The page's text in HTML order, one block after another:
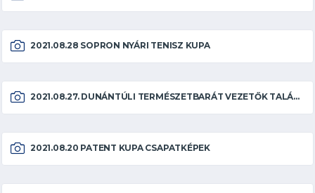
2021.08.28 SOPRON NYÁRI TENISZ KUPA
2021.08.27. DUNÁNTÚLI TERMÉSZETBARÁT VEZETŐK TALÁLKOZÓJA
2021.08.20 PATENT KUPA CSAPATKÉPEK